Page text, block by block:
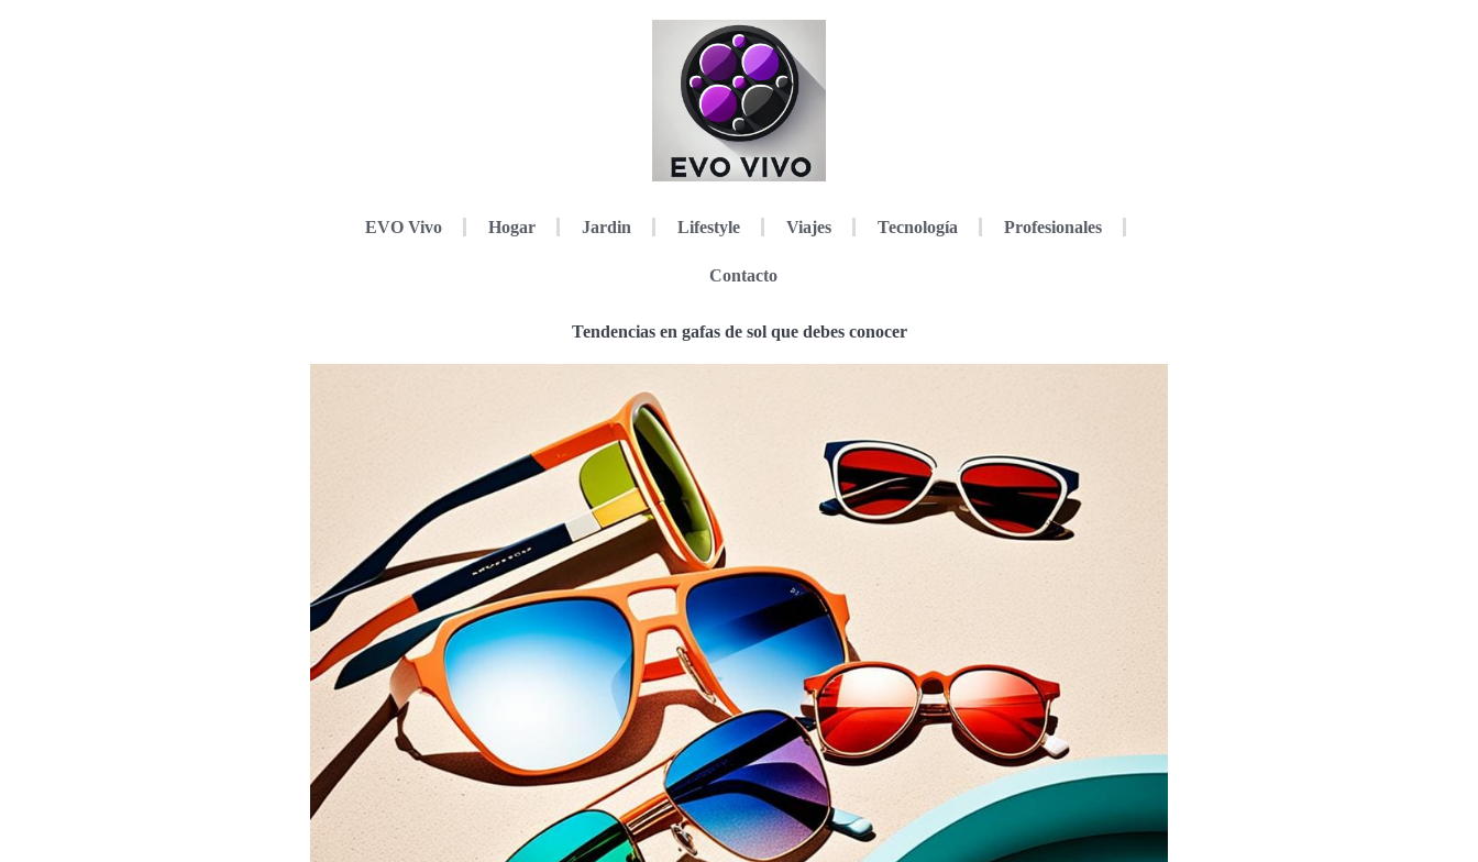
EVO Vivo Hogar Jardin Lifestyle Viajes Tecnología Profesionales
Contacto
Tendencias en gafas de sol que debes conocer